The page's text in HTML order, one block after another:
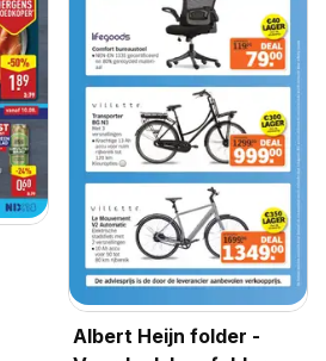
Albert Heijn folder -